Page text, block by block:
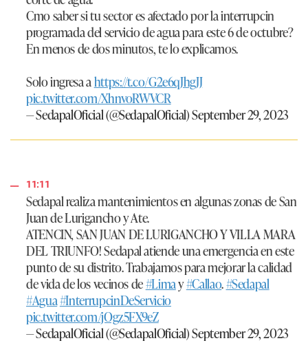
Cmo saber si tu sector es afectado por la interrupcin
programada del servicio de agua para este 6 de octubre?
En menos de dos minutos, te lo explicamos.
Solo ingresa ahttps://t.co/G2e6qJhgJJ
pic.twitter.com/XhnvoRWVCR
— SedapalOficial (@SedapalOficial)September 29, 2023
11:11
Sedapal realiza mantenimientos en algunas zonas de San
Juan de Lurigancho y Ate.
ATENCIN, SAN JUAN DE LURIGANCHO Y VILLA MARA
DEL TRIUNFO! Sedapal atiende una emergencia en este
punto de su distrito. Trabajamos para mejorar la calidad
de vida de los vecinos de#Limay#Callao.#Sedapal
#Agua#InterrupcinDeServicio
pic.twitter.com/jOgz5FX9eZ
— SedapalOficial (@SedapalOficial)September 29, 2023